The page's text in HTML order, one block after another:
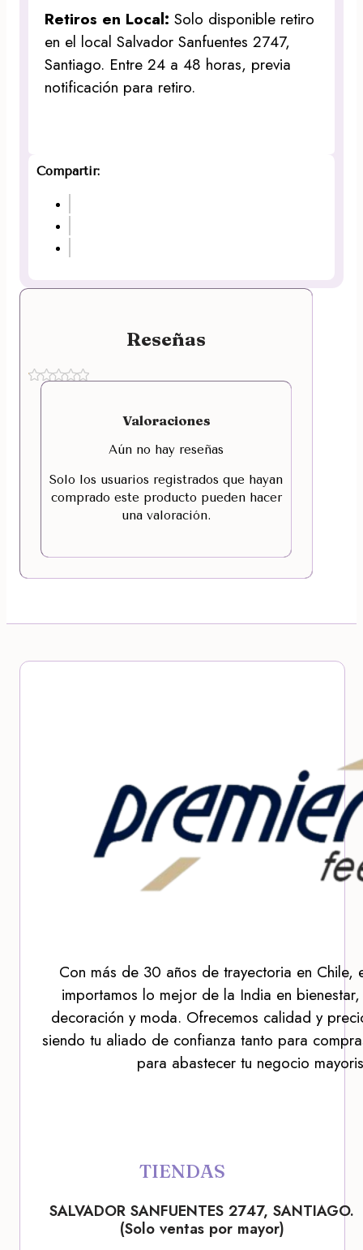
Retiros en Local:Solo disponible retiro
en el local Salvador Sanfuentes 2747,
Santiago. Entre 24 a 48 horas, previa
notificación para retiro.
Compartir:
Reseñas
Valoraciones
Aún no hay reseñas
Solo los usuarios registrados que hayan
comprado este producto pueden hacer
una valoración.
Con más de 30 años de trayectoria en Chile,
importamos lo mejor de la India en
decoración y moda. Ofrecemos calidad y
siendo tu aliado de confianza tanto para
para abastecer tu negocio
TIENDAS
SALVADOR SANFUENTES 2747, SANTIAGO.
(Solo ventas por mayor)